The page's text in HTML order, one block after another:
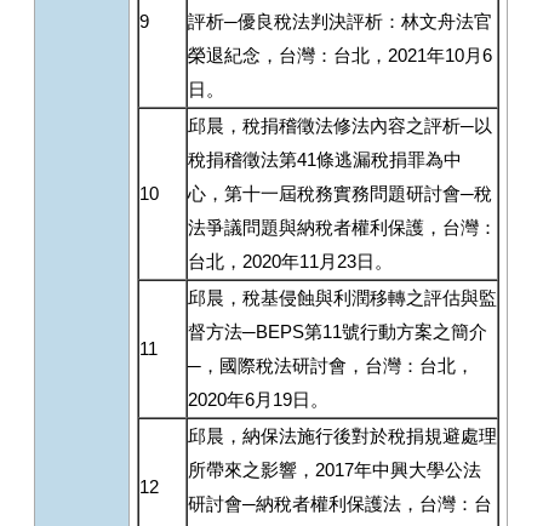
9
評析─優良稅法判決評析：林文舟法官
榮退紀念，台灣：台北，2021年10月6
日。
10
邱晨，稅捐稽徵法修法內容之評析─以
稅捐稽徵法第41條逃漏稅捐罪為中
心，第十一屆稅務實務問題研討會─稅
法爭議問題與納稅者權利保護，台灣：
台北，2020年11月23日。
11
邱晨，稅基侵蝕與利潤移轉之評估與監
督方法─BEPS第11號行動方案之簡介
─，國際稅法研討會，台灣：台北，
2020年6月19日。
12
邱晨，納保法施行後對於稅捐規避處理
所帶來之影響，2017年中興大學公法
研討會─納稅者權利保護法，台灣：台